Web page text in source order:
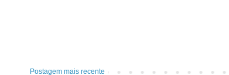
Postagem mais recente